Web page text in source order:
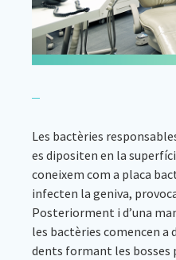
Les bactèries
es dipositen en la
coneixem com a placa
infecten la geniva,
Posteriorment i d’una
les bactèries comencen a
dents formant les